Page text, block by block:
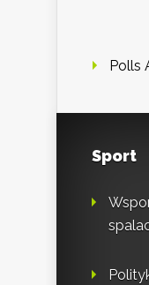
Polls
Sport